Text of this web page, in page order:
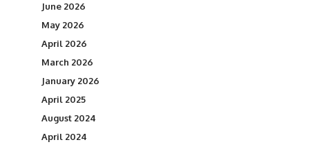
June 2026
May 2026
April 2026
March 2026
January 2026
April 2025
August 2024
April 2024